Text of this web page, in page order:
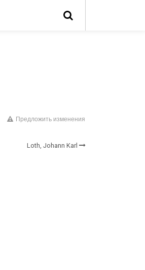
Предложить изменения
Loth, Johann Karl